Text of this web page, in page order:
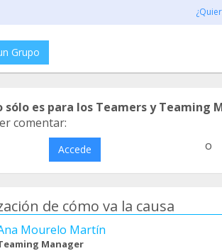
Grupo
sólo es para los Teamers y Teaming
comentar:
Accede o
de cómo va la causa
Mourelo Martín
Manager